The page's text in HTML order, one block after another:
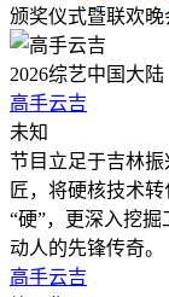
颁奖仪式暨联欢晚
2026综艺中国大陆
高手云吉
未知
节目立足于吉林
匠，将硬核技术
“硬”，更深入挖
动人的先锋传奇。
高手云吉